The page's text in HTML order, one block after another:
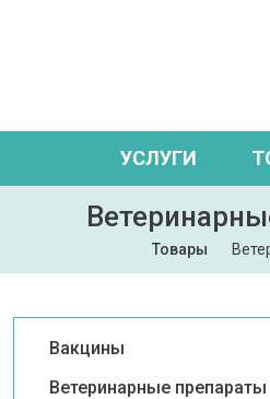
УСЛУГИ
Товары
Вакцины
Ветеринарные препараты